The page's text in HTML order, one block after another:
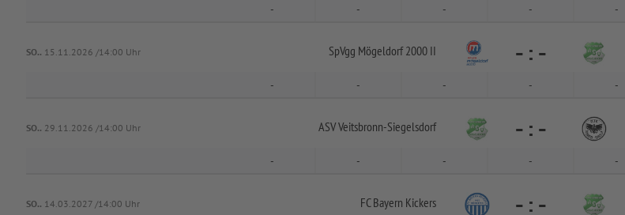
- - - - -
SO.. 15.11.2026 /14:00 Uhr SpVgg Mögeldorf 2000 II - : -
- - - - -
SO.. 29.11.2026 /14:00 Uhr ASV Veitsbronn-Siegelsdorf - : -
- - - - -
SO.. 14.03.2027 /14:00 Uhr FC Bayern Kickers - : -